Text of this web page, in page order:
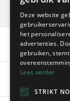
Soort
Gevel
acrylaatverf
Gevel
silicaatverf
Deze website
het
advertenties.
gebruiken,
Lees verder
STRIKT